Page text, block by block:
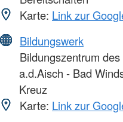
Karte: Link zur
Bildungswerk
Bildungszentrum
a.d.Aisch - Bad
Kreuz
Karte: Link zur